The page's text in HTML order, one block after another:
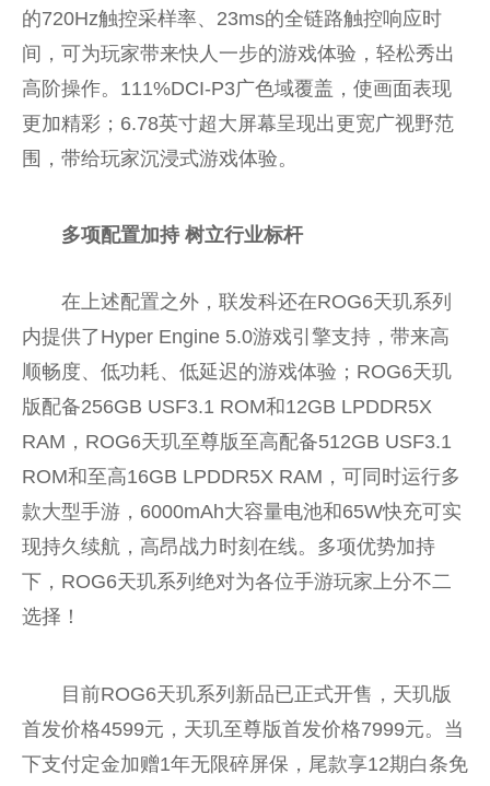
的720Hz触控采样率、23ms的全链路触控响应时
间，可为玩家带来快人一步的游戏体验，轻松秀出
高阶操作。111%DCI-P3广色域覆盖，使画面表现
更加精彩；6.78英寸超大屏幕呈现出更宽广视野范
围，带给玩家沉浸式游戏体验。
多项配置加持 树立行业标杆
在上述配置之外，联发科还在ROG6天玑系列
内提供了Hyper Engine 5.0游戏引擎支持，带来高
顺畅度、低功耗、低延迟的游戏体验；ROG6天玑
版配备256GB USF3.1 ROM和12GB LPDDR5X
RAM，ROG6天玑至尊版至高配备512GB USF3.1
ROM和至高16GB LPDDR5X RAM，可同时运行多
款大型手游，6000mAh大容量电池和65W快充可实
现持久续航，高昂战力时刻在线。多项优势加持
下，ROG6天玑系列绝对为各位手游玩家上分不二
选择！
目前ROG6天玑系列新品已正式开售，天玑版
首发价格4599元，天玑至尊版首发价格7999元。当
下支付定金加赠1年无限碎屏保，尾款享12期白条免